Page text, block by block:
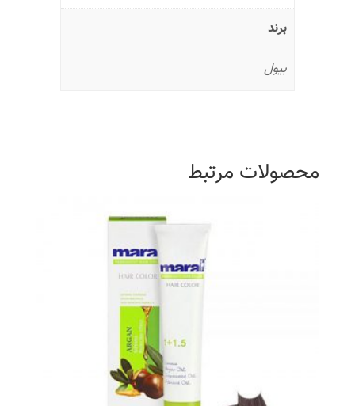
برند
بیول
محصولات مرتبط